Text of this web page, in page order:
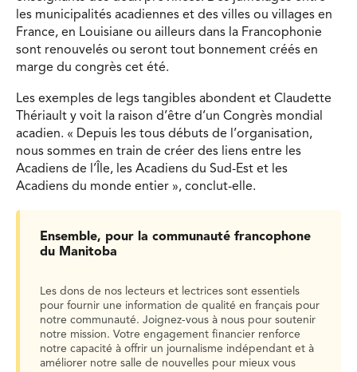
les municipalités acadiennes et des villes ou villages en
France, en Louisiane ou ailleurs dans la Francophonie
sont renouvelés ou seront tout bonnement créés en
marge du congrès cet été.
Les exemples de legs tangibles abondent et Claudette
Thériault y voit la raison d’être d’un Congrès mondial
acadien. « Depuis les tous débuts de l’organisation,
nous sommes en train de créer des liens entre les
Acadiens de l’Île, les Acadiens du Sud-Est et les
Acadiens du monde entier », conclut-elle.
Ensemble, pour la communauté francophone
du Manitoba
Les dons de nos lecteurs et lectrices sont essentiels
pour fournir une information de qualité en français pour
notre communauté. Joignez-vous à nous pour soutenir
notre mission. Votre engagement financier renforce
notre capacité à offrir un journalisme indépendant et à
améliorer notre salle de nouvelles pour mieux vous